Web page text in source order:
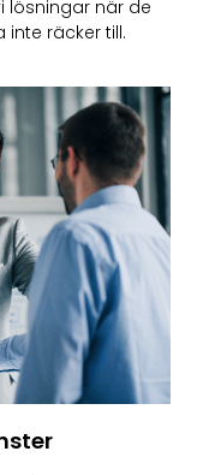
lösningar när de
räcker till.